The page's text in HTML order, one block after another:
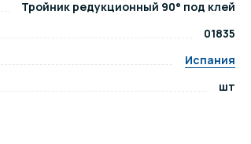
Тройник редукционный 90° под клей
01835
Испания
шт